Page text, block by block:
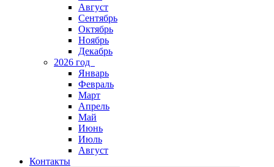
Август
Сентябрь
Октябрь
Ноябрь
Декабрь
2026 год
Январь
Февраль
Март
Апрель
Май
Июнь
Июль
Август
Контакты